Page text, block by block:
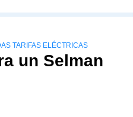
TARIFAS ELÉCTRICAS
un Selman